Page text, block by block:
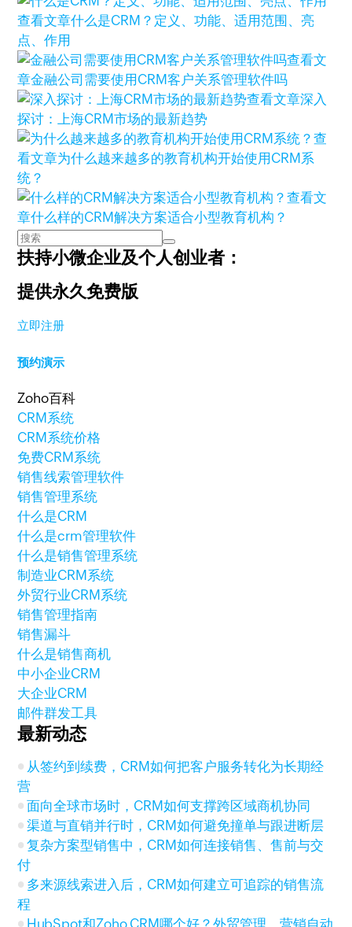
查看文章什么是CRM？定义、功能、适用范围、亮
点、作用
查看文
章金融公司需要使用CRM客户关系管理软件吗
查看文章深入
探讨：上海CRM市场的最新趋势
查
看文章为什么越来越多的教育机构开始使用CRM系
统？
查看文
章什么样的CRM解决方案适合小型教育机构？
扶持小微企业及个人创业者：
提供永久免费版
立即注册
预约演示
Zoho百科
CRM系统
CRM系统价格
免费CRM系统
销售线索管理软件
销售管理系统
什么是CRM
什么是crm管理软件
什么是销售管理系统
制造业CRM系统
外贸行业CRM系统
销售管理指南
销售漏斗
什么是销售商机
中小企业CRM
大企业CRM
邮件群发工具
最新动态
从签约到续费，CRM如何把客户服务转化为长期经
营
面向全球市场时，CRM如何支撑跨区域商机协同
渠道与直销并行时，CRM如何避免撞单与跟进断层
复杂方案型销售中，CRM如何连接销售、售前与交
付
多来源线索进入后，CRM如何建立可追踪的销售流
程
HubSpot和Zoho CRM哪个好？外贸管理、营销自动